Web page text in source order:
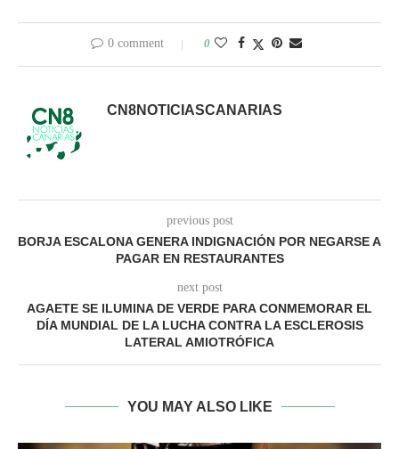
0 comment 0
CN8NOTICIASCANARIAS
previous post
BORJA ESCALONA GENERA INDIGNACIÓN POR NEGARSE A
PAGAR EN RESTAURANTES
next post
AGAETE SE ILUMINA DE VERDE PARA CONMEMORAR EL
DÍA MUNDIAL DE LA LUCHA CONTRA LA ESCLEROSIS
LATERAL AMIOTRÓFICA
YOU MAY ALSO LIKE